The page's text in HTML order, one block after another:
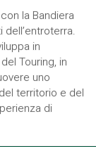
la Bandiera
in
Touring, in
uno
territorio e del
di